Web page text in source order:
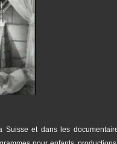
Suisse et dans les